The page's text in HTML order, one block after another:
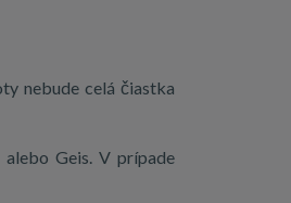
nebude celá čiastka
alebo Geis. V prípade